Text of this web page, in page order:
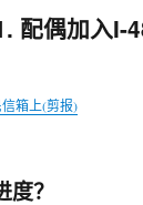
配偶加入I-
箱上(剪报)
？